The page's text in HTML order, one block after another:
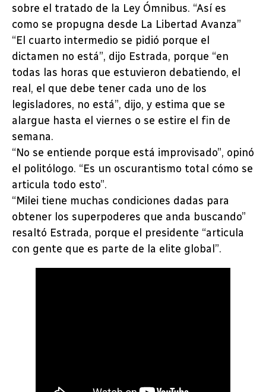
sobre el tratado de la Ley Ómnibus. “Así es
como se propugna desde La Libertad Avanza”
“El cuarto intermedio se pidió porque el
dictamen no está”, dijo Estrada, porque “en
todas las horas que estuvieron debatiendo, el
real, el que debe tener cada uno de los
legisladores, no está”, dijo, y estima que se
alargue hasta el viernes o se estire el fin de
semana.
“No se entiende porque está improvisado”, opinó
el politólogo. “Es un oscurantismo total cómo se
articula todo esto”.
“Milei tiene muchas condiciones dadas para
obtener los superpoderes que anda buscando”
resaltó Estrada, porque el presidente “articula
con gente que es parte de la elite global”.